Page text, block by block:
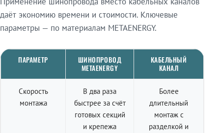
даёт экономию времени и стоимости. Ключевые
параметры — по материалам METAENERGY.
ПАРАМЕТР
ШИНОПРОВОД
METAENERGY
КАБЕЛЬНЫЙ
КАНАЛ
Скорость
монтажа
В два раза
быстрее за счёт
готовых секций
и крепежа
Более
длительный
монтаж с
разделкой и